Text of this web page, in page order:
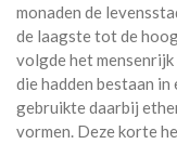
monaden de
de laagste tot de
volgde het
die hadden bestaan in
gebruikte daarbij
vormen. Deze korte